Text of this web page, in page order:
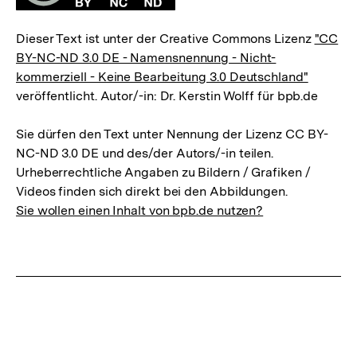
Dieser Text ist unter der Creative Commons Lizenz "CC
BY-NC-ND 3.0 DE - Namensnennung - Nicht-
kommerziell - Keine Bearbeitung 3.0 Deutschland"
veröffentlicht. Autor/-in: Dr. Kerstin Wolff für bpb.de
Sie dürfen den Text unter Nennung der Lizenz CC BY-
NC-ND 3.0 DE und des/der Autors/-in teilen.
Urheberrechtliche Angaben zu Bildern / Grafiken /
Videos finden sich direkt bei den Abbildungen.
Sie wollen einen Inhalt von bpb.de nutzen?